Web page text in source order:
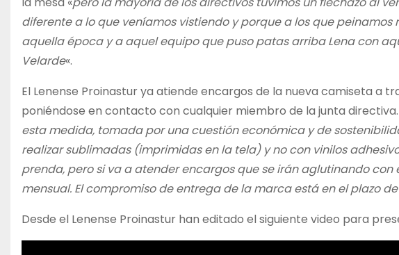
diferente a lo que veníamos vistiendo y porque a los que
aquella época y a aquel equipo que puso patas arriba Lena con
Velarde«.
El Lenense Proinastur ya atiende encargos de la nueva camiseta a
poniéndose en contacto con cualquier miembro de la junta directiva.
esta medida, tomada por una cuestión económica y de
realizar sublimadas (imprimidas en la tela) y no con vinilos
prenda, pero si va a atender encargos que se irán aglutinando
mensual. El compromiso de entrega de la marca está en el plazo
Desde el Lenense Proinastur han editado el siguiente video para